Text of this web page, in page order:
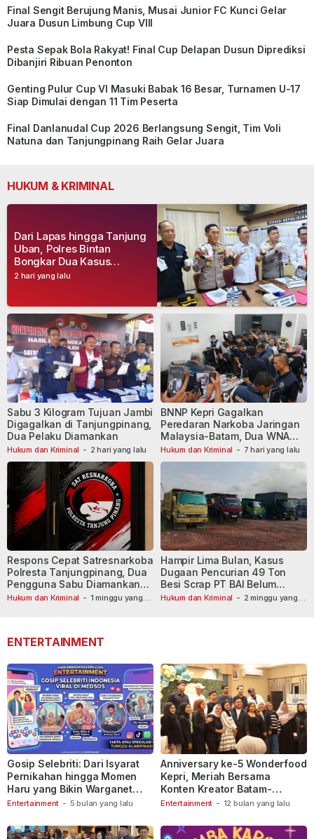
Final Sengit Berujung Manis, Musai Junior FC Kunci Gelar
Juara Dusun Limbung Cup VIII
Pesta Sepak Bola Rakyat! Final Cup Delapan Dusun Diprediksi
Dibanjiri Ribuan Penonton
Genting Pulur Cup VI Masuki Babak 16 Besar, Turnamen U-17
Siap Dimulai dengan 11 Tim Peserta
Final Danlanudal Cup 2026 Berlangsung Sengit, Tim Voli
Natuna dan Tanjungpinang Raih Gelar Juara
HUKUM & KRIMINAL
2 hari yang lalu
Dari Lapas hingga Tanjung
Uban, Polres Bintan
Bongkar Dua Kasus
Narkoba, Empat Tersangka
Hukum dan Kriminal - 2 hari yang lalu
Sabu 3 Kilogram Tujuan Jambi
Digagalkan di Tanjungpinang,
Dua Pelaku Diamankan
Hukum dan Kriminal - 7 hari yang lalu
BNNP Kepri Gagalkan
Peredaran Narkoba Jaringan
Malaysia-Batam, Dua WNA
Masih Diburu
Hukum dan Kriminal - 1 minggu yang
Respons Cepat Satresnarkoba
Polresta Tanjungpinang, Dua
Pengguna Sabu Diamankan
Usai Dilaporkan ke Call Center
Hukum dan Kriminal - 2 minggu yang
Hampir Lima Bulan, Kasus
Dugaan Pencurian 49 Ton
Besi Scrap PT BAI Belum
Tetapkan Tersangka
ENTERTAINMENT
Entertainment - 5 bulan yang lalu
Gosip Selebriti: Dari Isyarat
Pernikahan hingga Momen
Haru yang Bikin Warganet
Berspekulasi
Entertainment - 12 bulan yang lalu
Anniversary ke-5 Wonderfood
Kepri, Meriah Bersama
Konten Kreator Batam-
Tanjungpinang